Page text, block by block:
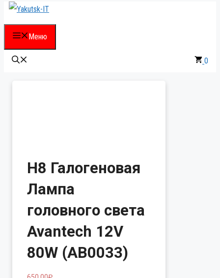
Меню
0
H8 Галогеновая
Лампа
головного света
Avantech 12V
80W (АВ0033)